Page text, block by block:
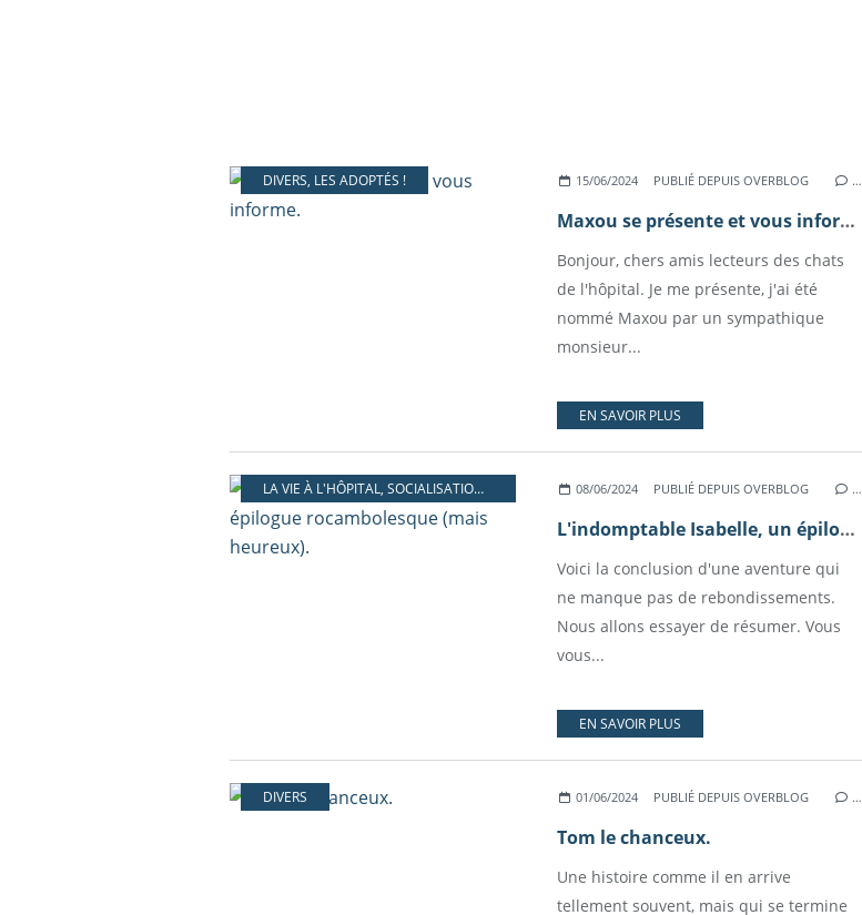
DIVERS, LES ADOPTÉS ! 15/06/2024 PUBLIÉ DEPUIS OVERBLOG …
Maxou se présente et vous informe.
Bonjour, chers amis lecteurs des chats
de l'hôpital. Je me présente, j'ai été
nommé Maxou par un sympathique
monsieur...
EN SAVOIR PLUS
LA VIE À L'HÔPITAL, SOCIALISATION PAS À PAS 08/06/2024 PUBLIÉ DEPUIS OVERBLOG …
L'indomptable Isabelle, un épilogue rocambolesque (mais heureux).
Voici la conclusion d'une aventure qui
ne manque pas de rebondissements.
Nous allons essayer de résumer. Vous
vous...
EN SAVOIR PLUS
DIVERS 01/06/2024 PUBLIÉ DEPUIS OVERBLOG …
Tom le chanceux.
Une histoire comme il en arrive
tellement souvent, mais qui se termine